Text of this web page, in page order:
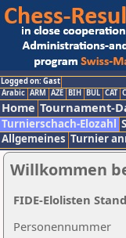
Logged on: Gast
Arabic ARM AZE BIH BUL CAT
Home Tournament-
Turnierschach-Elozahl
Allgemeines Turnier
Willkommen
Personennummer
FIDE-Elolisten Stand